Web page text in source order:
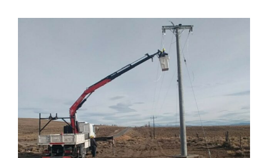
energía
en
Junín
de
los
Andes